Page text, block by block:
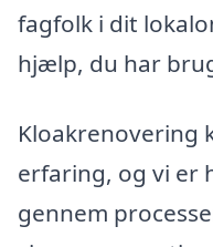
fagfolk i dit
hjælp, du har
Kloakrenovering
erfaring, og vi er
gennem